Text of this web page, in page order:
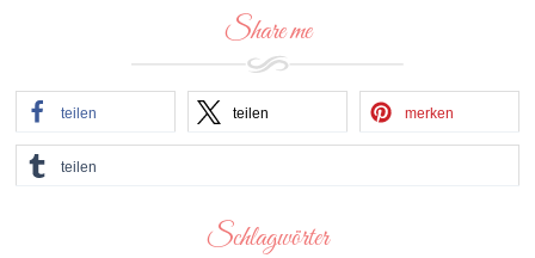
Share me
teilen teilen merken
teilen
Schlagwörter